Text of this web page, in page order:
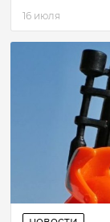
16 июля